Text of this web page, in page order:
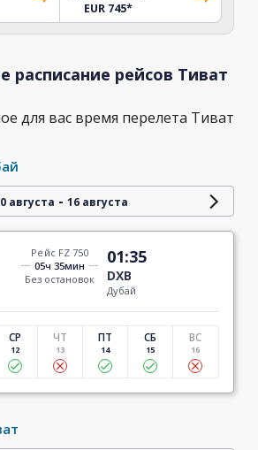
EUR 745*
расписание рейсов Тиват
для вас время перелета Тиват
августа - 16 августа
Рейс FZ 750
05ч 35мин
Без остановок
01:35
DXB
Дубай
СР
12
ЧТ
13
ПТ
14
СБ
15
ВС
16